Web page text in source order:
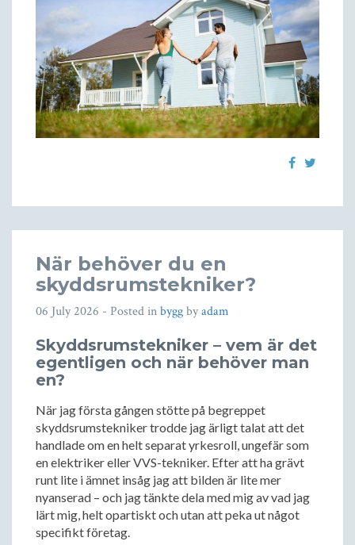
När behöver du en
skyddsrumstekniker?
06 July 2026 - Posted inbyggbyadam
Skyddsrumstekniker – vem är det
egentligen och när behöver man
en?
När jag första gången stötte på begreppet
skyddsrumstekniker trodde jag ärligt talat att det
handlade om en helt separat yrkesroll, ungefär som
en elektriker eller VVS-tekniker. Efter att ha grävt
runt lite i ämnet insåg jag att bilden är lite mer
nyanserad – och jag tänkte dela med mig av vad jag
lärt mig, helt opartiskt och utan att peka ut något
specifikt företag.